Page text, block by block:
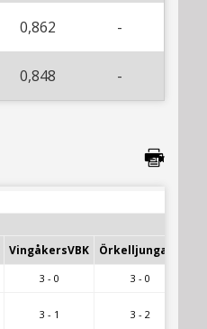
0,862 -
0,848 -
VingåkersVBK ÖrkelljungaVK
3 - 0 3 - 0
3 - 1 3 - 2